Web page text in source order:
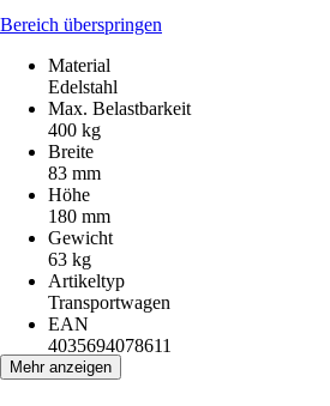
Bereich überspringen
Material
Edelstahl
Max. Belastbarkeit
400 kg
Breite
83 mm
Höhe
180 mm
Gewicht
63 kg
Artikeltyp
Transportwagen
EAN
4035694078611
Mehr anzeigen